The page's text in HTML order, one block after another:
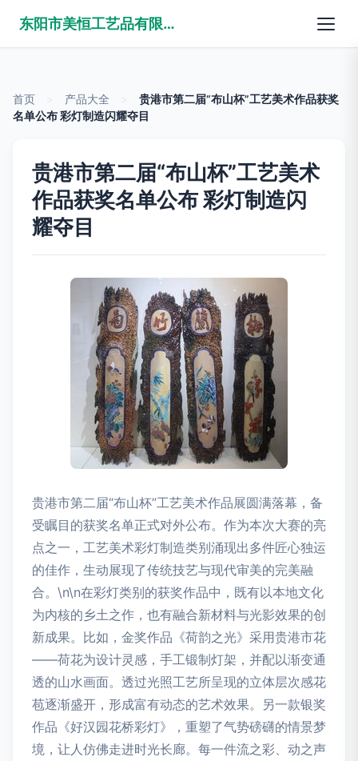
东阳市美恒工艺品有限公司
首页 产品大全
贵港市第二届“布山杯”工艺美术作品获奖
名单公布 彩灯制造闪耀夺目
贵港市第二届“布山杯”工艺美术
作品获奖名单公布 彩灯制造闪
耀夺目
贵港市第二届“布山杯”工艺美术作品展圆满落幕，备
受瞩目的获奖名单正式对外公布。作为本次大赛的亮
点之一，工艺美术彩灯制造类别涌现出多件匠心独运
的佳作，生动展现了传统技艺与现代审美的完美融
合。\n\n在彩灯类别的获奖作品中，既有以本地文化
为内核的乡土之作，也有融合新材料与光影效果的创
新成果。比如，金奖作品《荷韵之光》采用贵港市花
——荷花为设计灵感，手工锻制灯架，并配以渐变通
透的山水画面。透过光照工艺所呈现的立体层次感花
苞逐渐盛开，形成富有动态的艺术效果。另一款银奖
作品《好汉园花桥彩灯》，重塑了气势磅礴的情景梦
境，让人仿佛走进时光长廊。每一件流之彩、动之声